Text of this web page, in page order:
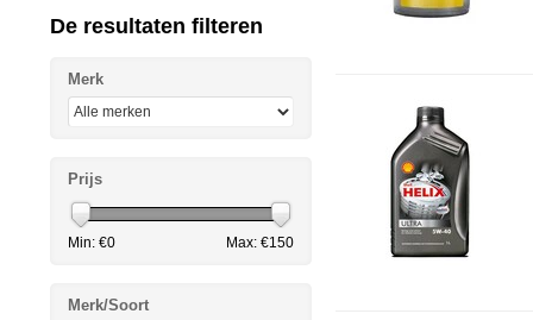
De resultaten filteren
Merk
Prijs
Min: €0 Max: €150
Merk/Soort